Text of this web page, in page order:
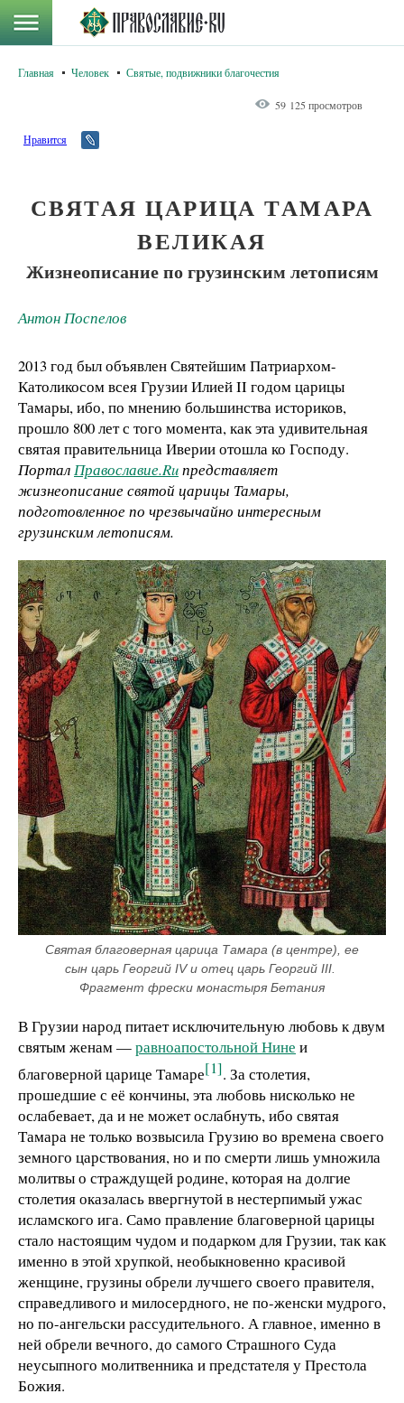
Главная Человек Святые, подвижники благочестия
59 125 просмотров
Нравится
СВЯТАЯ ЦАРИЦА ТАМАРА
ВЕЛИКАЯ
Жизнеописание по грузинским летописям
Антон Поспелов
2013 год был объявлен Святейшим Патриархом-
Католикосом всея Грузии Илией II годом царицы
Тамары, ибо, по мнению большинства историков,
прошло 800 лет с того момента, как эта удивительная
святая правительница Иверии отошла ко Господу.
ПорталПравославие.Ruпредставляет
жизнеописание святой царицы Тамары,
подготовленное по чрезвычайно интересным
грузинским летописям.
Святая благоверная царица Тамара (в центре), ее
сын царь Георгий IV и отец царь Георгий III.
Фрагмент фрески монастыря Бетания
В Грузии народ питает исключительную любовь к двум
святым женам —равноапостольной Нине и
благоверной царице Тамаре[1]. За столетия,
прошедшие с её кончины, эта любовь нисколько не
ослабевает, да и не может ослабнуть, ибо святая
Тамара не только возвысила Грузию во времена своего
земного царствования, но и по смерти лишь умножила
молитвы о страждущей родине, которая на долгие
столетия оказалась ввергнутой в нестерпимый ужас
исламского ига. Само правление благоверной царицы
стало настоящим чудом и подарком для Грузии, так как
именно в этой хрупкой, необыкновенно красивой
женщине, грузины обрели лучшего своего правителя,
справедливого и милосердного, не по-женски мудрого,
но по-ангельски рассудительного. А главное, именно в
ней обрели вечного, до самого Страшного Суда
неусыпного молитвенника и предстателя у Престола
Божия.